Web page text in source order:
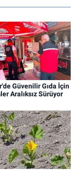
Güvenilir Gıda İçin
Aralıksız Sürüyor